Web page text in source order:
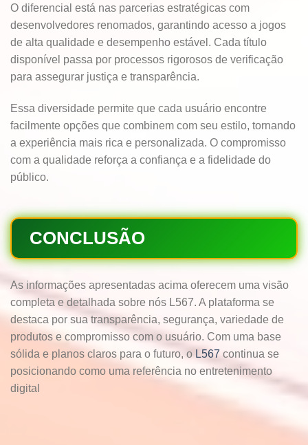
O diferencial está nas parcerias estratégicas com
desenvolvedores renomados, garantindo acesso a jogos
de alta qualidade e desempenho estável. Cada título
disponível passa por processos rigorosos de verificação
para assegurar justiça e transparência.
Essa diversidade permite que cada usuário encontre
facilmente opções que combinem com seu estilo, tornando
a experiência mais rica e personalizada. O compromisso
com a qualidade reforça a confiança e a fidelidade do
público.
CONCLUSÃO
As informações apresentadas acima oferecem uma visão
completa e detalhada sobre nós L567. A plataforma se
destaca por sua transparência, segurança, variedade de
produtos e compromisso com o usuário. Com uma base
sólida e planos claros para o futuro, o L567 continua se
posicionando como uma referência no entretenimento
digital